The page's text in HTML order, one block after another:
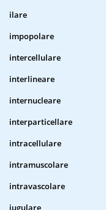
ilare
impopolare
intercellulare
interlineare
internucleare
interparticellare
intracellulare
intramuscolare
intravascolare
iugulare